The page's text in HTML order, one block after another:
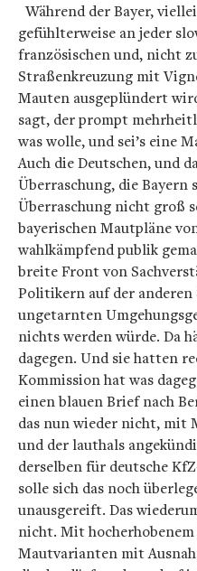
Während der Bayer,
gefühlterweise an jeder
französischen und, nicht
Straßenkreuzung mit
Mauten ausgeplündert
sagt, der prompt
was wolle, und sei’s eine
Auch die Deutschen, und
Überraschung, die Bayern
Überraschung nicht groß
bayerischen Mautpläne
wahlkämpfend publik
breite Front von
Politikern auf der anderen
ungetarnten
nichts werden würde. Da
dagegen. Und sie hatten
Kommission hat was
einen blauen Brief nach
das nun wieder nicht, mit
und der lauthals
derselben für deutsche
solle sich das noch
unausgereift. Das
nicht. Mit
Mautvarianten mit